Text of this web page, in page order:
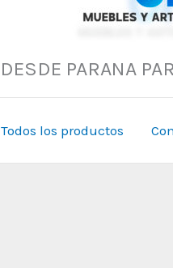
DESDE PARANA
Todos los productos